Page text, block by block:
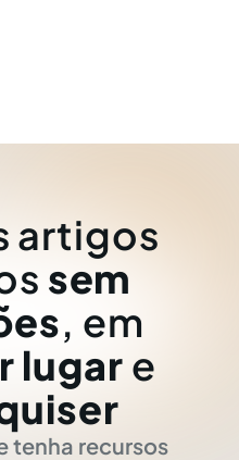
artigos
sem
, em
lugar e
tenha recursos